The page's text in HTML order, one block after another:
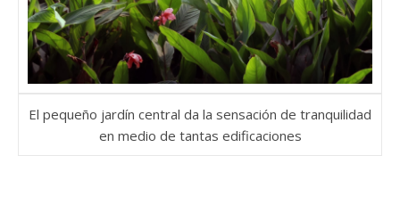
El pequeño jardín central da la sensación de tranquilidad
en medio de tantas edificaciones